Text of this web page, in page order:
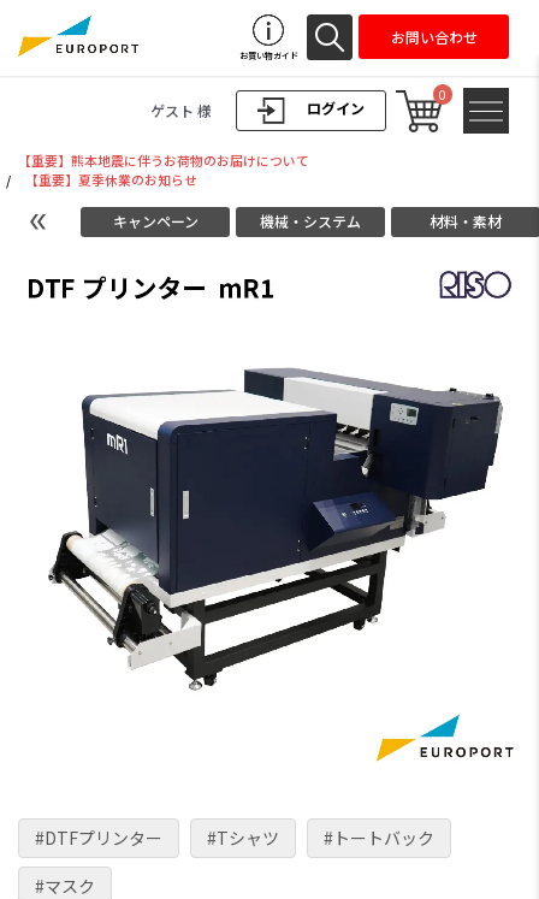
ログイン
ゲスト 様
0
お買い物ガイド
お問い合わせ
【重要】熊本地震に伴うお荷物のお届けについて
/
【重要】夏季休業のお知らせ
キャンペーン 機械・システム 材料・素材
#DTFプリンター #Tシャツ
#トートバック
#マスク